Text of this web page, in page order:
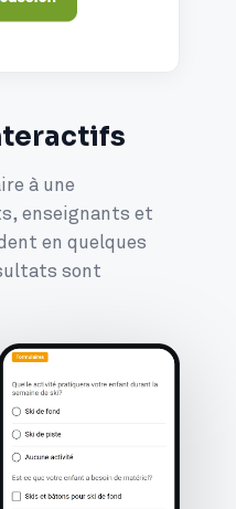
à une
enseignants et
en quelques
sont